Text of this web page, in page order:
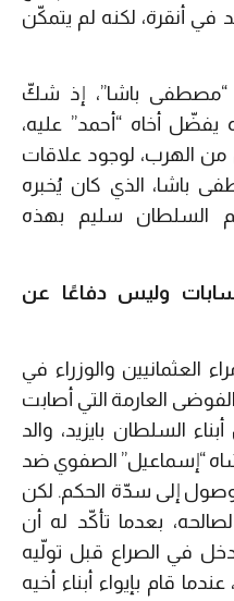
في أنقرة، لكنه لم يتمكّن
“مصطفى باشا”، إذ شكّ
أخاه “أحمد” عليه،
الهرب، لوجود علاقات
باشا، الذي كان يُخبره
السلطان سليم بهذه
وليس دفاعًا عن
العثمانيين والوزراء في
العارمة التي أصابت
السلطان بايزيد، والد
“إسماعيل” الصفوي ضد
إلى سدّة الحكم. لكن
بعدما تأكّد له أن
في الصراع قبل تولّيه
قام بإيواء أبناء أخيه